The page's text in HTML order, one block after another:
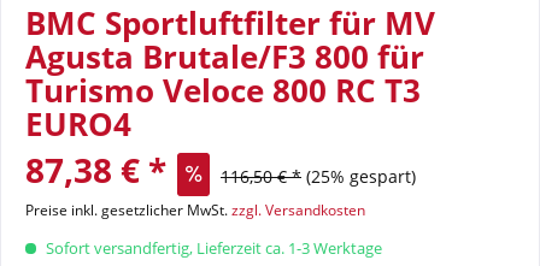
BMC Sportluftfilter für MV
Agusta Brutale/F3 800 für
Turismo Veloce 800 RC T3
EURO4
87,38 € * 116,50 € * (25% gespart)
Preise inkl. gesetzlicher MwSt.zzgl. Versandkosten
Sofort versandfertig, Lieferzeit ca. 1-3 Werktage